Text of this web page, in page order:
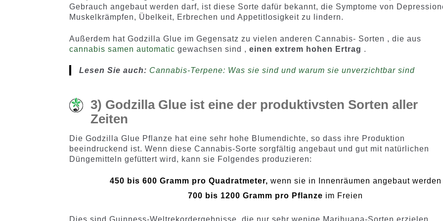
Gebrauch angebaut werden darf, ist diese Sorte dafür bekannt, die Symptome von
Muskelkrämpfen, Übelkeit, Erbrechen und Appetitlosigkeit zu lindern.
Außerdem hat Godzilla Glue im Gegensatz zu vielen anderen Cannabis- Sorten , die aus
cannabis samen automatic gewachsen sind ,einen extrem hohen Ertrag .
Lesen Sie auch: Cannabis-Terpene: Was sie sind und warum sie unverzichtbar sind
3) Godzilla Glue ist eine der produktivsten Sorten aller
Zeiten
Die Godzilla Glue Pflanze hat eine sehr hohe Blumendichte, so dass ihre Produktion
beeindruckend ist. Wenn diese Cannabis-Sorte sorgfältig angebaut und gut mit natürlichen
Düngemitteln gefüttert wird, kann sie Folgendes produzieren:
450 bis 600 Gramm pro Quadratmeter, wenn sie in Innenräumen angebaut werden
700 bis 1200 Gramm pro Pflanze im Freien
Dies sind Guinness-Weltrekordergebnisse, die nur sehr wenige Marihuana-Sorten erzielen